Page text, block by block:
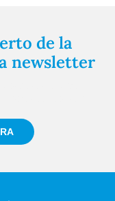
de la
newsletter